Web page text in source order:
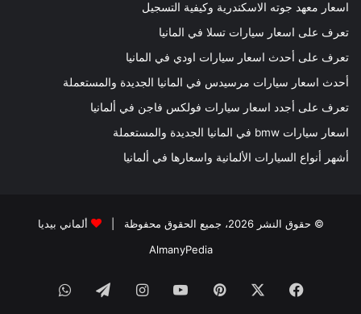
اسعار معهد جوته الاسكندرية وكيفية التسجيل
تعرف على اسعار سيارات تسلا في المانيا
تعرف على أحدث اسعار سيارات اودي في المانيا
أحدث اسعار سيارات مرسيدس في المانيا الجديدة والمستعملة
تعرف على أجدد اسعار سيارات فولكس فاجن في ألمانيا
اسعار سيارات bmw في المانيا الجديدة والمستعملة
أشهر أنواع السيارات الألمانية واسعارها في ألمانيا
© حقوق النشر 2026، جميع الحقوق محفوظة |
ألماني بيديا
AlmanyPedia
فيسبوك بينتيريست‫YouTubeانستقرامتيلقرامواتساب